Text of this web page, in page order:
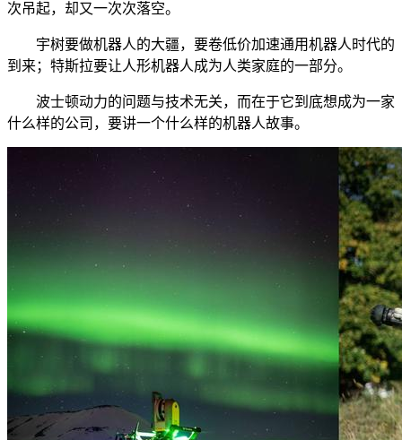
次吊起，却又一次次落空。
宇树要做机器人的大疆，要卷低价加速通用机器人时代的
到来；特斯拉要让人形机器人成为人类家庭的一部分。
波士顿动力的问题与技术无关，而在于它到底想成为一家
什么样的公司，要讲一个什么样的机器人故事。